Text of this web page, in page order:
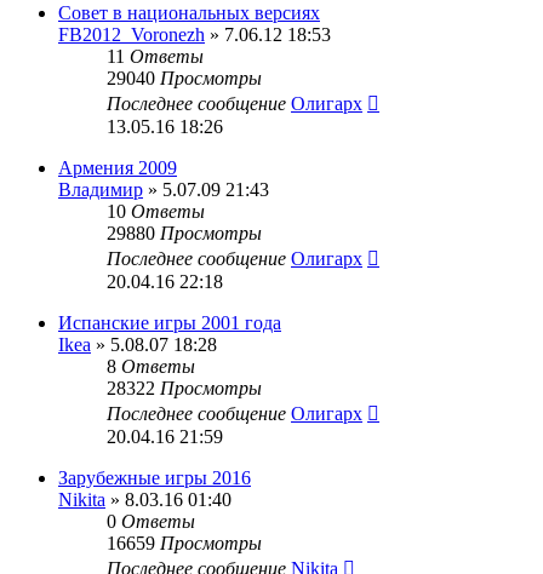
Совет в национальных версиях
FB2012_Voronezh » 7.06.12 18:53
11 Ответы
29040 Просмотры
Последнее сообщение Олигарх
13.05.16 18:26
Армения 2009
Владимир » 5.07.09 21:43
10 Ответы
29880 Просмотры
Последнее сообщение Олигарх
20.04.16 22:18
Испанские игры 2001 года
Ikea » 5.08.07 18:28
8 Ответы
28322 Просмотры
Последнее сообщение Олигарх
20.04.16 21:59
Зарубежные игры 2016
Nikita » 8.03.16 01:40
0 Ответы
16659 Просмотры
Последнее сообщение Nikita